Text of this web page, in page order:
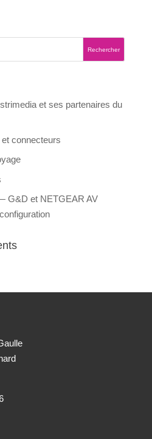
et ses partenaires du
connecteurs
G&D et NETGEAR AV